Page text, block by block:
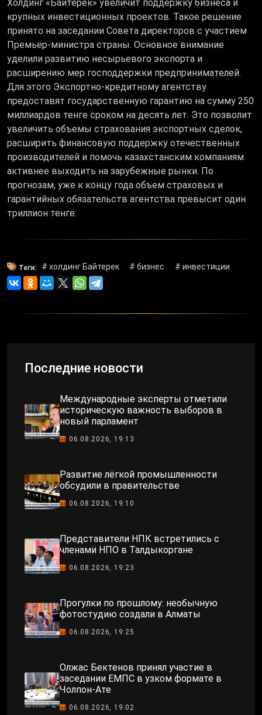
Холдинг «Байтерек» увеличит поддержку бизнеса и
крупных инвестиционных проектов. Такое решение
принято на заседании Совета директоров с участием
Премьер-министра страны. Основное внимание
уделили развитию несырьевого экспорта и
расширению мер господдержки предпринимателей.
Для этого Экспортно-кредитному агентству
предоставят государственную гарантию на сумму 250
миллиардов тенге сроком на десять лет. Это позволит
увеличить объемы страхования экспортных сделок,
расширить финансовую поддержку отечественных
производителей и помочь казахстанским компаниям
активнее выходить на зарубежные рынки. По
прогнозам, уже к концу года объем страховых и
гарантийных обязательств агентства превысит один
триллион тенге.
Теги: # холдинг Байтерек # бизнес # инвестиции
Последние новости
Международные эксперты отметили
историческую важность выборов в
новый парламент
06.08.2026, 19:13
Развитие лёгкой промышленности
обсудили в правительстве
06.08.2026, 19:10
Представители НПК встретились с
членами НПО в Талдыкоргане
06.08.2026, 19:23
Прогулки по прошлому: необычную
фотостудию создали в Алматы
06.08.2026, 19:25
Олжас Бектенов принял участие в
заседании ЕМПС в узком формате в
Чолпон-Ате
06.08.2026, 19:02